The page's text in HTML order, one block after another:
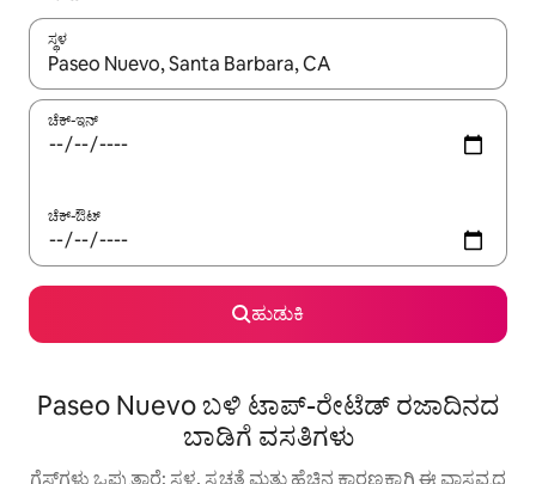
ಸ್ಥಳ
ಫಲಿತಾಂಶಗಳು ಲಭ್ಯವಿರುವಾಗ, ಅಪ್ ಮತ್ತು ಡೌನ್ ಬಾಣದ ಕೀಲಿಗಳೊಂದಿಗೆ
ಚೆಕ್-ಇನ್
ಚೆಕ್-ಔಟ್
ಹುಡುಕಿ
Paseo Nuevo ಬಳಿ ಟಾಪ್-ರೇಟೆಡ್ ರಜಾದಿನದ
ಬಾಡಿಗೆ ವಸತಿಗಳು
ಗೆಸ್ಟ್‌ಗಳು ಒಪ್ಪುತ್ತಾರೆ: ಸ್ಥಳ, ಸ್ವಚ್ಛತೆ ಮತ್ತು ಹೆಚ್ಚಿನ ಕಾರಣಕ್ಕಾಗಿ ಈ ವಾಸ್ತವ್ಯದ